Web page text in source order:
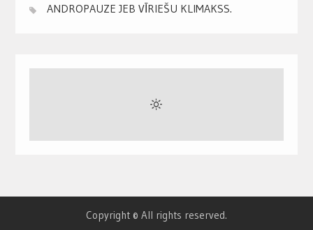
ANDROPAUZE JEB VĪRIEŠU KLIMAKSS.
Copyright © All rights reserved.